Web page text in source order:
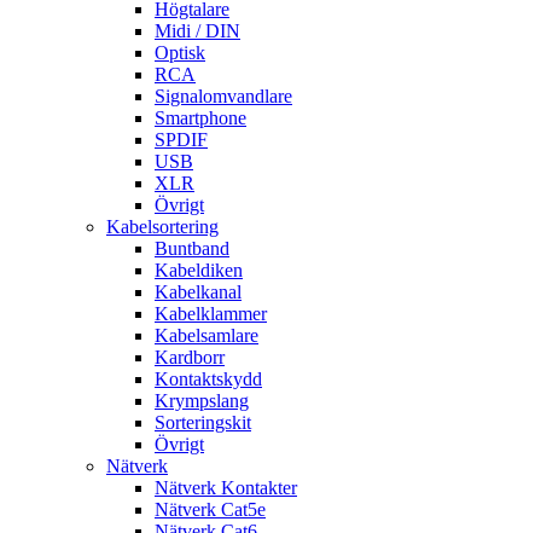
Högtalare
Midi / DIN
Optisk
RCA
Signalomvandlare
Smartphone
SPDIF
USB
XLR
Övrigt
Kabelsortering
Buntband
Kabeldiken
Kabelkanal
Kabelklammer
Kabelsamlare
Kardborr
Kontaktskydd
Krympslang
Sorteringskit
Övrigt
Nätverk
Nätverk Kontakter
Nätverk Cat5e